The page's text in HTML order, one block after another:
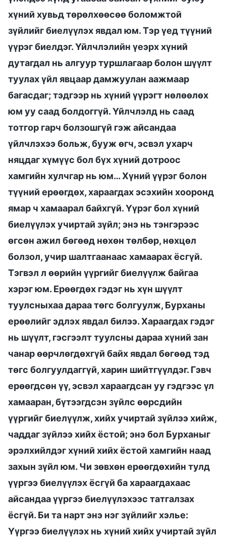
хүний хувьд төрөлхөөсөө боломжтой
зүйлийг биелүүлэх явдал юм. Тэр үед түүний
үүрэг биелдэг. Үйлчлэлийн үеэрх хүний
дутагдал нь алгуур туршлагаар болон шүүлт
туулах үйл явцаар дамжуулан аажмаар
багасдаг; тэдгээр нь хүний үүрэгт нөлөөлөх
юм уу саад болдоггүй. Үйлчлэлд нь саад
тотгор гарч болзошгүй гэж айсандаа
үйлчлэхээ больж, бууж өгч, эсвэл ухарч
няцдаг хүмүүс бол бүх хүний дотроос
хамгийн хулчгар нь юм… Хүний үүрэг болон
түүний ерөөгдөх, хараагдах эсэхийн хооронд
ямар ч хамаарал байхгүй. Үүрэг бол хүний
биелүүлэх учиртай зүйл; энэ нь тэнгэрээс
өгсөн ажил бөгөөд нөхөн төлбөр, нөхцөл
болзол, учир шалтгаанаас хамаарах ёсгүй.
Тэгвэл л өөрийн үүргийг биелүүлж байгаа
хэрэг юм. Ерөөгдөх гэдэг нь хүн шүүлт
туулсныхаа дараа төгс болгуулж, Бурханы
ерөөлийг эдлэх явдал билээ. Хараагдах гэдэг
нь шүүлт, гэсгээлт туулсны дараа хүний зан
чанар өөрчлөгдөхгүй байх явдал бөгөөд тэд
төгс болгуулдаггүй, харин шийтгүүлдэг. Гэвч
ерөөгдсөн үү, эсвэл хараагдсан уу гэдгээс үл
хамааран, бүтээгдсэн зүйлс өөрсдийн
үүргийг биелүүлж, хийх учиртай зүйлээ хийж,
чаддаг зүйлээ хийх ёстой; энэ бол Бурханыг
эрэлхийлдэг хүний хийх ёстой хамгийн наад
захын зүйл юм. Чи зөвхөн ерөөгдөхийн тулд
үүргээ биелүүлэх ёсгүй ба хараагдахаас
айсандаа үүргээ биелүүлэхээс татгалзах
ёсгүй. Би та нарт энэ нэг зүйлийг хэлье:
Үүргээ биелүүлэх нь хүний хийх учиртай зүйл